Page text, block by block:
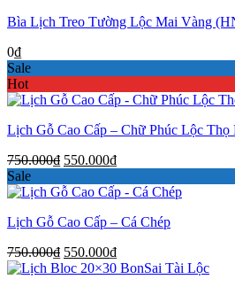
750.000₫.là:
Bìa Lịch Treo Tường Lộc Mai Vàng
0₫
Sale
Hot
Lịch Gỗ Cao Cấp – Chữ Phúc Lộc Thọ
750.000₫ Giá
là:
550.000₫Giá
tại
550.000₫.
Sale
Lịch Gỗ Cao Cấp – Cá Chép
750.000₫ Giá
gốc
550.000₫Giá
hiện